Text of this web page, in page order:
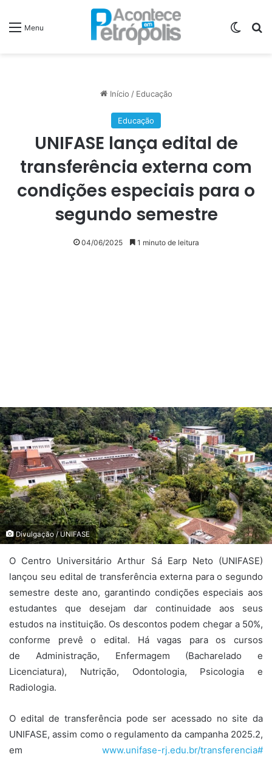
Menu
Início / Educação
Educação
UNIFASE lança edital de
transferência externa com
condições especiais para o
segundo semestre
04/06/2025 1 minuto de leitura
Divulgação / UNIFASE
O Centro Universitário Arthur Sá Earp Neto (UNIFASE)
lançou seu edital de transferência externa para o segundo
semestre deste ano, garantindo condições especiais aos
estudantes que desejam dar continuidade aos seus
estudos na instituição. Os descontos podem chegar a 50%,
conforme prevê o edital. Há vagas para os cursos
de Administração, Enfermagem (Bacharelado e
Licenciatura), Nutrição, Odontologia, Psicologia e
Radiologia.
O edital de transferência pode ser acessado no site da
UNIFASE, assim como o regulamento da campanha 2025.2,
em www.unifase-rj.edu.br/transferencia#